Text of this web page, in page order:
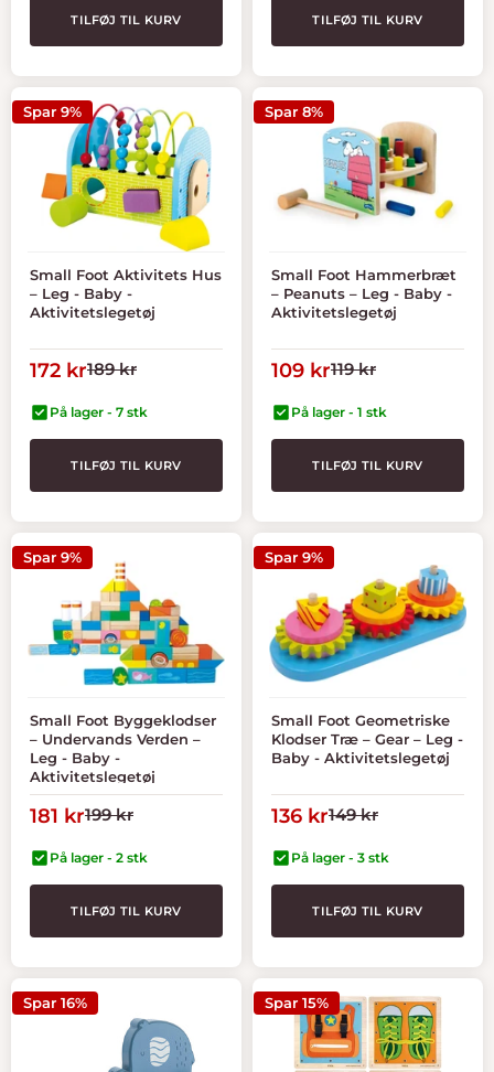
TILFØJ TIL KURV TILFØJ TIL KURV
Spar 9%
Small Foot Aktivitets Hus
– Leg - Baby -
Aktivitetslegetøj
Tilbudspris
172 krNormal
189 kr
På lager - 7 stk
TILFØJ TIL KURV
Spar 8%
Small Foot Hammerbræt
– Peanuts – Leg - Baby -
Aktivitetslegetøj
Tilbudspris
109 krNormal
119 kr
På lager - 1 stk
TILFØJ TIL KURV
Spar 9%
Small Foot Byggeklodser
– Undervands Verden –
Leg - Baby -
Aktivitetslegetøj
Tilbudspris
181 krNormal
199 kr
På lager - 2 stk
TILFØJ TIL KURV
Spar 9%
Small Foot Geometriske
Klodser Træ – Gear – Leg -
Baby - Aktivitetslegetøj
Tilbudspris
136 krNormal
149 kr
På lager - 3 stk
TILFØJ TIL KURV
Spar 16% Spar 15%